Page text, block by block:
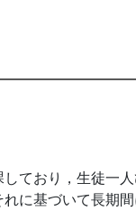
おり，生徒一
に基づいて長期